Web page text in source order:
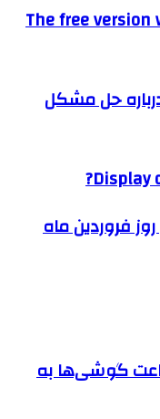
The free version
درباره حل مشکل
Display
فروردین ماه
گوشی‌ها به